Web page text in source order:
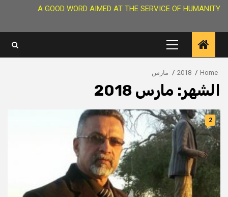
A GOOD WORD AIMED AT THE SERVICE OF HUMANITY
Primary
Menu
Home
2018 مارس
الشهر: مارس 2018
2